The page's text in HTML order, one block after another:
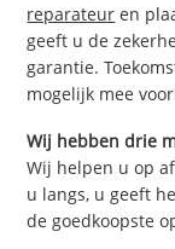
reparateur en
geeft u de
garantie.
mogelijk mee
Wij hebben drie
Wij helpen u op
u langs, u geeft
de goedkoopste